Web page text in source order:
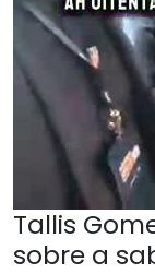
Tallis
sobre a